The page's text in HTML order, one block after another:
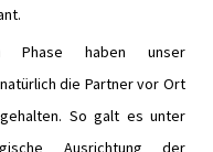
Phase haben unser
die Partner vor Ort
So galt es unter
Ausrichtung der